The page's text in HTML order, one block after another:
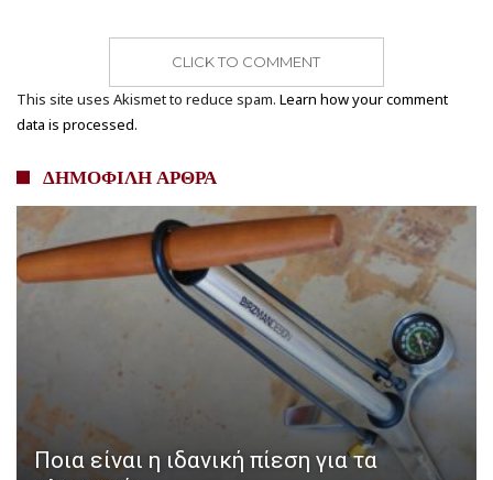
CLICK TO COMMENT
This site uses Akismet to reduce spam. Learn how your comment
data is processed.
ΔΗΜΟΦΙΛΗ ΑΡΘΡΑ
Ποια είναι η ιδανική πίεση για τα